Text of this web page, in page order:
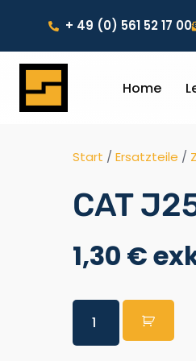
+ 49 (0) 561 52 17 00
Home
Start / Ersatzteile /
CAT
1,30 €